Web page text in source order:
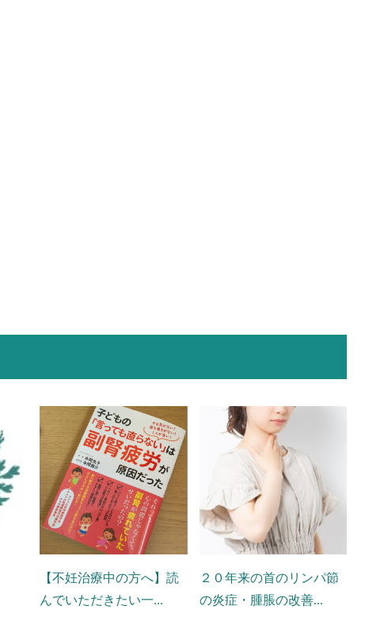
【不妊治療中の方へ】読
んでいただきたい一...
２０年来の首のリンパ節
の炎症・腫脹の改善...